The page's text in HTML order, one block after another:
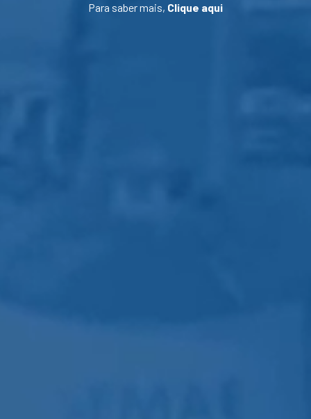
Para saber mais, Clique aqui